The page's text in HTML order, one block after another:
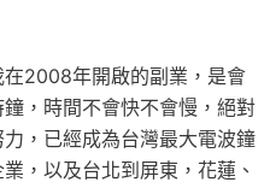
2008年開啟的副業，是會
，時間不會快不會慢，絕對
，已經成為台灣最大電波鐘
，以及台北到屏東，花蓮、